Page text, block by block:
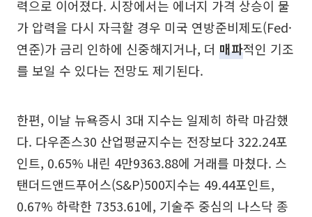
력으로 이어졌다. 시장에서는 에너지 가격 상승이 물
가 압력을 다시 자극할 경우 미국 연방준비제도(Fed·
연준)가 금리 인하에 신중해지거나, 더 매파적인 기조
를 보일 수 있다는 전망도 제기된다.
한편, 이날 뉴욕증시 3대 지수는 일제히 하락 마감했
다. 다우존스30 산업평균지수는 전장보다 322.24포
인트, 0.65% 내린 4만9363.88에 거래를 마쳤다. 스
탠더드앤드푸어스(S&P)500지수는 49.44포인트,
0.67% 하락한 7353.61에, 기술주 중심의 나스닥 종